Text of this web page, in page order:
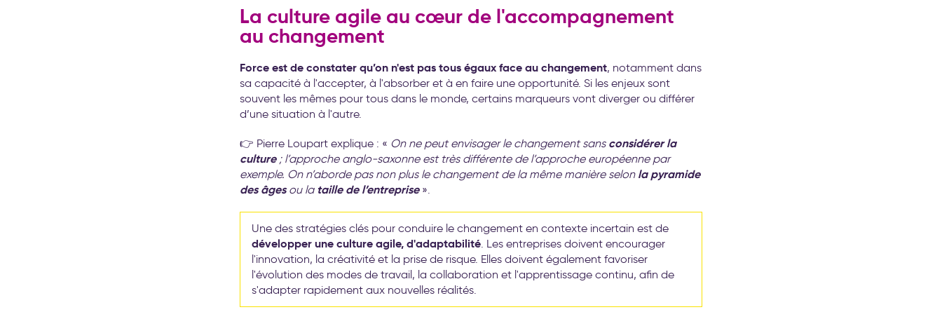
La culture agile au cœur de l'accompagnement
au changement
Force est de constater qu’on n'est pas tous égaux face au changement, notamment dans
sa capacité à l'accepter, à l'absorber et à en faire une opportunité. Si les enjeux sont
souvent les mêmes pour tous dans le monde, certains marqueurs vont diverger ou différer
d’une situation à l'autre.
👉 Pierre Loupart explique : « On ne peut envisager le changement sans considérer la
culture; l’approche anglo-saxonne est très différente de l’approche européenne par
exemple. On n’aborde pas non plus le changement de la même manière selon la pyramide
des âgesou la taille de l’entreprise».
Une des stratégies clés pour conduire le changement en contexte incertain est de
développer une culture agile, d'adaptabilité. Les entreprises doivent encourager
l'innovation, la créativité et la prise de risque. Elles doivent également favoriser
l'évolution des modes de travail, la collaboration et l'apprentissage continu, afin de
s'adapter rapidement aux nouvelles réalités.